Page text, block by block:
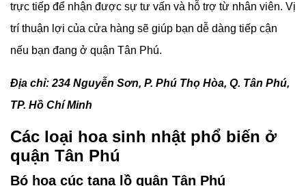
trực tiếp để nhận được sự tư vấn và hỗ trợ từ nhân viên. Vị
trí thuận lợi của cửa hàng sẽ giúp bạn dễ dàng tiếp cận
nếu bạn đang ở quận Tân Phú.
Địa chỉ: 234 Nguyễn Sơn, P. Phú Thọ Hòa, Q. Tân Phú,
TP. Hồ Chí Minh
Các loại hoa sinh nhật phổ biến ở
quận Tân Phú
Bó hoa cúc tana lồ quận Tân Phú